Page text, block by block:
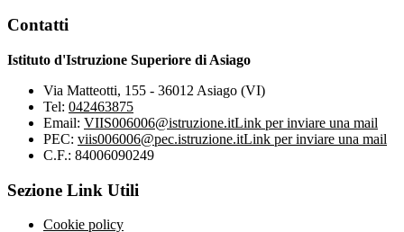
Contatti
Istituto d'Istruzione Superiore di Asiago
Via Matteotti, 155 - 36012 Asiago (VI)
Tel: 042463875
Email: VIIS006006@istruzione.itLink per inviare una mail
PEC: viis006006@pec.istruzione.itLink per inviare una mail
C.F.: 84006090249
Sezione Link Utili
Cookie policy